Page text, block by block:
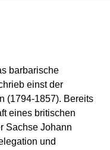
barbarische
einst der
(1794-1857). Bereits
eines britischen
Sachse Johann
und